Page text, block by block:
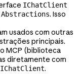
IChatClient
. Isso
usados com outras
principais.
MCP (biblioteca
diretamente com
IChatClient.